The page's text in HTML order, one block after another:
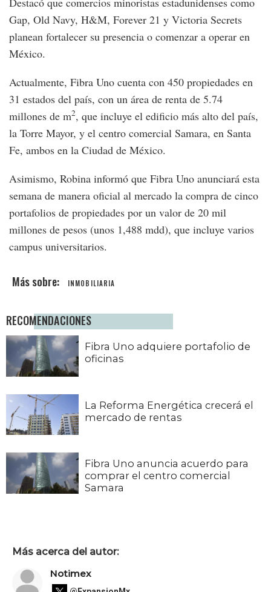
Gap, Old Navy, H&M, Forever 21 y Victoria Secrets
planean fortalecer su presencia o comenzar a operar en
México.
Actualmente, Fibra Uno cuenta con 450 propiedades en
31 estados del país, con un área de renta de 5.74
millones de m2, que incluye el edificio más alto del país,
la Torre Mayor, y el centro comercial Samara, en Santa
Fe, ambos en la Ciudad de México.
Asimismo, Robina informó que Fibra Uno anunciará esta
semana de manera oficial al mercado la compra de cinco
portafolios de propiedades por un valor de 20 mil
millones de pesos (unos 1,488 mdd), que incluye varios
campus universitarios.
INMOBILIARIA
RECOMENDACIONES
Fibra Uno adquiere portafolio de
oficinas
La Reforma Energética crecerá el
mercado de rentas
Fibra Uno anuncia acuerdo para
comprar el centro comercial
Samara
Más acerca del autor:
Notimex